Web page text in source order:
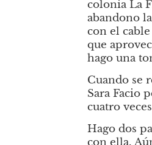
colonia La
abandono
con el
que
hago una
Cuando se
Sara Facio
cuatro
Hago dos